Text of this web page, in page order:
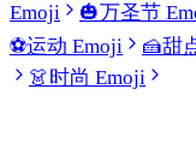
Emoji
🎃万圣节
⚽运动 Emoji 🍰甜
👗时尚 Emoji